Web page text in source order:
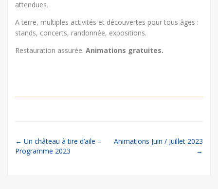
attendues.
A terre, multiples activités et découvertes pour tous âges :
stands, concerts, randonnée, expositions.
Restauration assurée. Animations gratuites.
Post
← Un château à tire d’aile –
Programme 2023
Animations Juin / Juillet 2023
→